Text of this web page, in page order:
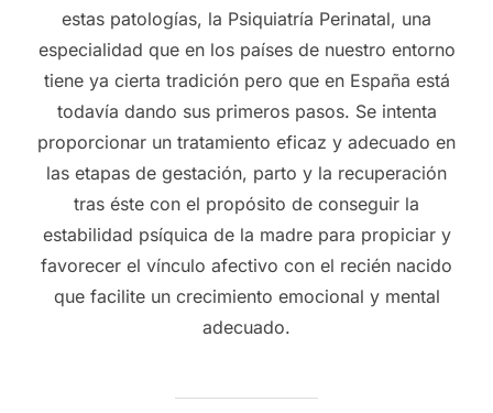
estas patologías, la Psiquiatría Perinatal, una
especialidad que en los países de nuestro entorno
tiene ya cierta tradición pero que en España está
todavía dando sus primeros pasos. Se intenta
proporcionar un tratamiento eficaz y adecuado en
las etapas de gestación, parto y la recuperación
tras éste con el propósito de conseguir la
estabilidad psíquica de la madre para propiciar y
favorecer el vínculo afectivo con el recién nacido
que facilite un crecimiento emocional y mental
adecuado.